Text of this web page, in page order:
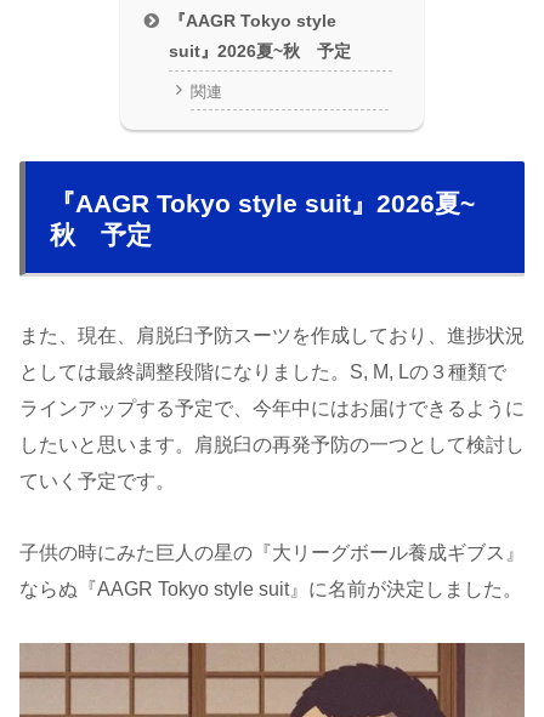
『AAGR Tokyo style
suit』2026夏~秋 予定
関連
『AAGR Tokyo style suit』2026夏~
秋 予定
また、現在、肩脱臼予防スーツを作成しており、進捗状況
としては最終調整段階になりました。S, M, Lの３種類で
ラインアップする予定で、今年中にはお届けできるように
したいと思います。肩脱臼の再発予防の一つとして検討し
ていく予定です。
子供の時にみた巨人の星の『大リーグボール養成ギブス』
ならぬ『AAGR Tokyo style suit』に名前が決定しました。